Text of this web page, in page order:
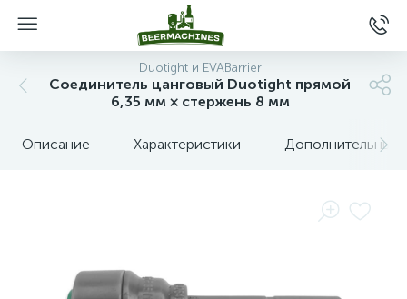
Duotight и EVABarrier
Соединитель цанговый Duotight прямой
6,35 мм × стержень 8 мм
Описание Характеристики Дополнительные